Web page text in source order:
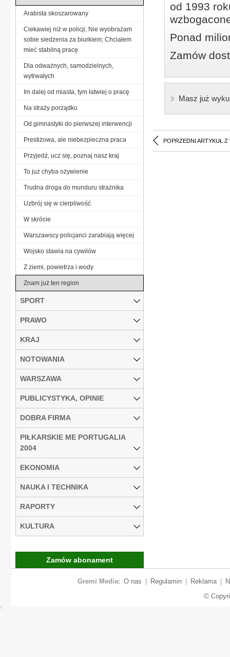
od 1993
Ponad
Zamów
Masz już
POPRZEDNI ARTYKUŁ Z
Arabista skoszarowany
Ciekawiej niż w policji; Nie wyobrażam
sobie siedzenia za biurkiem; Chciałem
mieć stabilną pracę
Dla odważnych, samodzielnych,
wytrwałych
Im dalej od miasta, tym łatwiej o pracę
Na straży porządku
Od gimnastyki do pierwszej interwencji
Prestiżowa, ale niebezpieczna praca
Przyjedź, ucz się, poznaj nasz kraj
To już chyba ożywienie
Trudna droga do munduru strażnika
Uzbrój się w cierpliwość
W skrócie
Warszawscy policjanci zarabiają więcej
Wojsko stawia na cywilów
Z ziemi, powietrza i wody
Znam już ten region
SPORT
PRAWO
KRAJ
NOTOWANIA
WARSZAWA
PUBLICYSTYKA, OPINIE
DOBRA FIRMA
PIŁKARSKIE ME PORTUGALIA
2004
EKONOMIA
NAUKA I TECHNIKA
RAPORTY
KULTURA
Zamów abonament
Gremi Media: O nas Regulamin Reklama
©